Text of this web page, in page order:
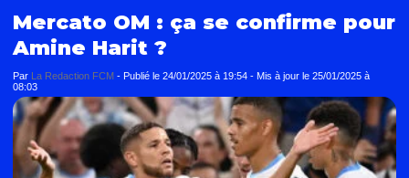
Mercato OM : ça se confirme pour
Amine Harit ?
Par La Redaction FCM - Publié le 24/01/2025 à 19:54 - Mis à jour le 25/01/2025 à
08:03